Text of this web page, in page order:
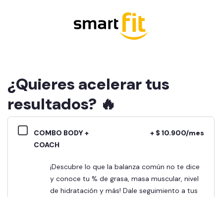
¿Quieres acelerar tus
resultados? 🔥
COMBO BODY +
COACH
+ $ 10.900/mes
¡Descubre lo que la balanza común no te dice
y conoce tu % de grasa, masa muscular, nivel
de hidratación y más! Dale seguimiento a tus